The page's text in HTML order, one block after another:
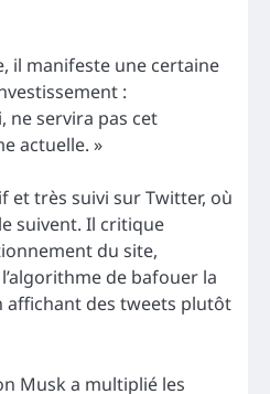
il manifeste une certaine
:
ne servira pas cet
actuelle. »
et très suivi sur Twitter, où
suivent. Il critique
du site,
de bafouer la
affichant des tweets plutôt
Musk a multiplié les